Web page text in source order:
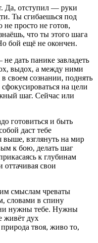
Да, отступил — руки
Ты сгибаешься под
просто не готов,
что ты этого шага
бой ещё не окончен.
дать панике завладеть
выдох, а между ними
своем сознании, поднять
на цели
шаг. Сейчас или
готовиться и быть
даст тебе
выше, взглянуть на мир
к бою, делать шаг
к глубинам
свои
смыслам чреваты
словами в спину
нужны тебе. Нужны
живёт дух
твоя, живо то,